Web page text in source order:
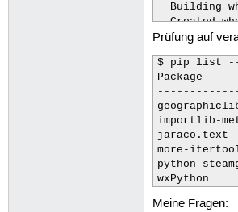
Building
Created
Stored in
Installing
Prüfung auf
$ pip list --
Package
importlib-
jaraco.text
more-
python-
wxPython
Meine Fragen: